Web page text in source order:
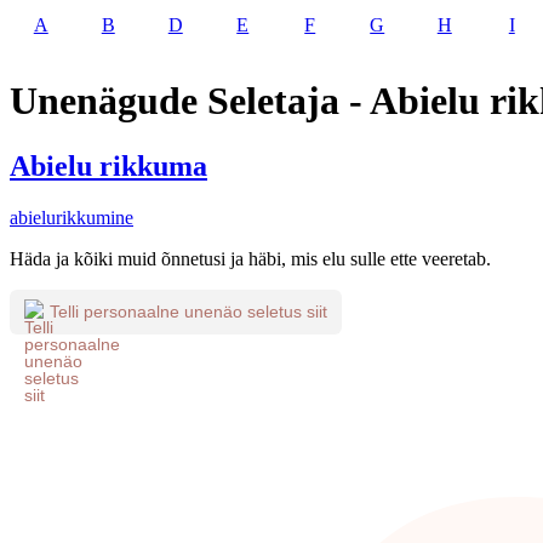
A B D E F G H I
Unenägude Seletaja - Abielu
Abielu rikkuma
abielurikkumine
Häda ja kõiki muid õnnetusi ja häbi, mis elu sulle ette veeretab.
Telli personaalne unenäo seletus siit